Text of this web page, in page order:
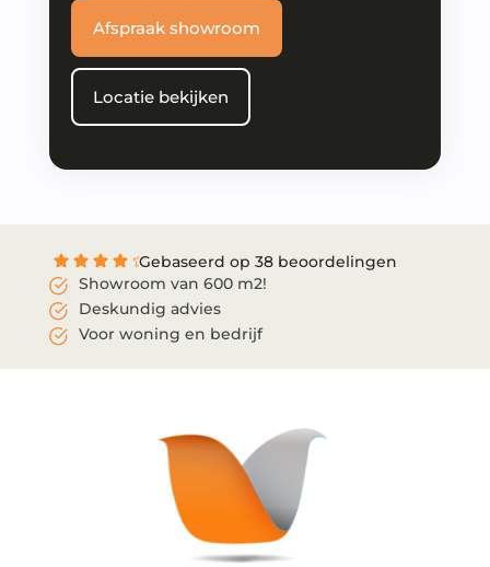
Afspraak showroom
Locatie bekijken
Gebaseerd op 38 beoordelingen
Showroom van 600 m2!
Deskundig advies
Voor woning en bedrijf